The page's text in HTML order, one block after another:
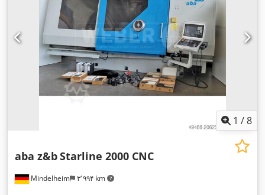
1 /8
Mindelheim ۳٬۹۹۴ km
aba z&bStarline 2000 CNC